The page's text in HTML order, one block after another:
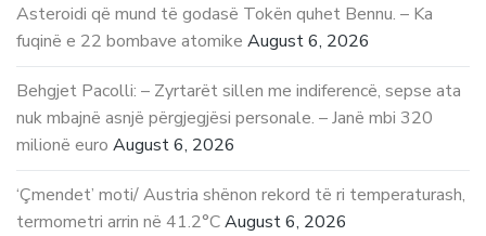
Asteroidi që mund të godasë Tokën quhet Bennu. – Ka
fuqinë e 22 bombave atomike August 6, 2026
Behgjet Pacolli: – Zyrtarët sillen me indiferencë, sepse ata
nuk mbajnë asnjë përgjegjësi personale. – Janë mbi 320
milionë euro August 6, 2026
‘Çmendet’ moti/ Austria shënon rekord të ri temperaturash,
termometri arrin në 41.2°CAugust 6, 2026